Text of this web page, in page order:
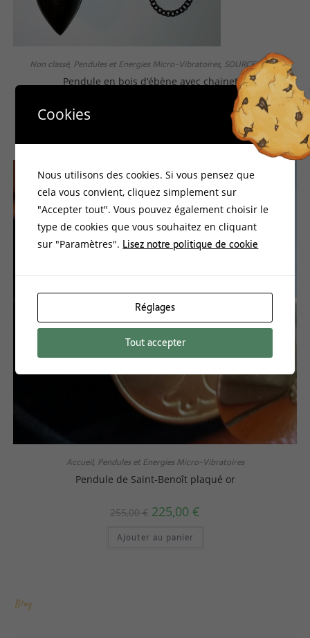
Non classé, Pendules et Energies Micro-Vibratoires, SOURCELLERIE
Pendule en bois d’ébène avec chainette
PROMO !
Accueil, Pendules et Energies Micro-Vibratoires
Pendule de Saint-Benoît plaqué or
255,00€ 225,00 €
Ajouter au panier
Blog
Cookies
Nous utilisons des cookies. Si vous pensez que
cela vous convient, cliquez simplement sur
"Accepter tout". Vous pouvez également choisir le
type de cookies que vous souhaitez en cliquant
sur "Paramètres". Lisez notre politique de cookie
Réglages
Tout accepter